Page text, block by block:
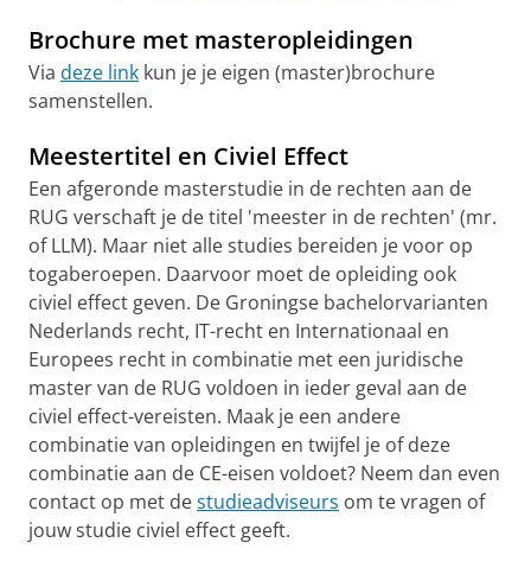
Brochure met masteropleidingen
Via deze link kun je je eigen (master)brochure
samenstellen.
Meestertitel en Civiel Effect
Een afgeronde masterstudie in de rechten aan de
RUG verschaft je de titel 'meester in de rechten' (mr.
of LLM). Maar niet alle studies bereiden je voor op
togaberoepen. Daarvoor moet de opleiding ook
civiel effect geven. De Groningse bachelorvarianten
Nederlands recht, IT-recht en Internationaal en
Europees recht in combinatie met een juridische
master van de RUG voldoen in ieder geval aan de
civiel effect-vereisten. Maak je een andere
combinatie van opleidingen en twijfel je of deze
combinatie aan de CE-eisen voldoet? Neem dan even
contact op met destudieadviseurs om te vragen of
jouw studie civiel effect geeft.